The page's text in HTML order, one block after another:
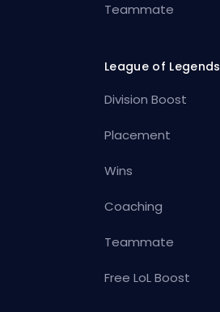
Teammate
League of Legends
Division Boost
Placement
Wins
Coaching
Teammate
Free LoL Boost